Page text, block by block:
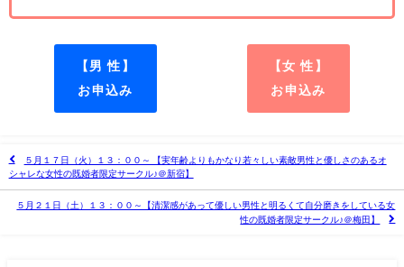
【男 性】
お申込み
【女 性】
お申込み
５月１７日（火）１３：００～ 【実年齢よりもかなり若々しい素敵男性と優しさのあるオ
シャレな女性の既婚者限定サークル♪＠新宿】
５月２１日（土）１３：００～【清潔感があって優しい男性と明るくて自分磨きをしている女
性の既婚者限定サークル♪＠梅田】